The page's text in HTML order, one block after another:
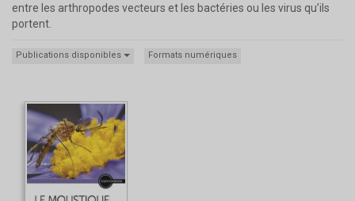
entre les arthropodes vecteurs et les bactéries ou les virus qu’ils
portent.
Publications disponibles Formats numériques